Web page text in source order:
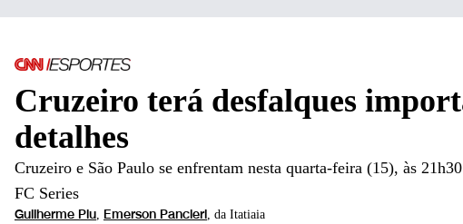
Cruzeiro terá desfalques
detalhes
Cruzeiro e São Paulo se enfrentam nesta quarta-feira (15), às
FC Series
Guilherme Piu, Emerson Pancieri, da Itatiaia